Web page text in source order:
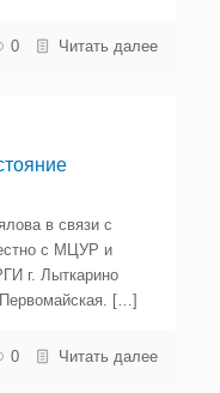
0 Читать далее
в связи с
с МЦУР и
г. Лыткарино
[…]
0 Читать далее